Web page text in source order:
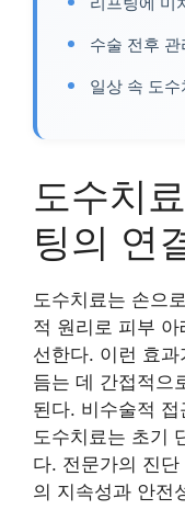
수술 전후
일상 속 도
도수치
팅의 연
도수치료는 손으
적 원리로 피부
선한다. 이런 효
듬는 데 간접적으
된다. 비수술적
도수치료는 초기
다. 전문가의 진
의 지속성과 안전